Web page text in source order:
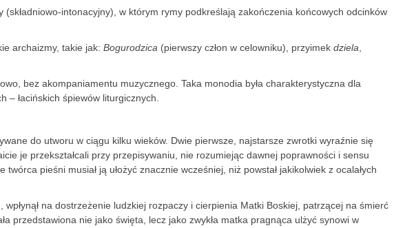
(składniowo-intonacyjny), w którym rymy podkreślają zakończenia końcowych odcinków
archaizmy, takie jak: Bogurodzica (pierwszy człon w celowniku), przyimek dziela
bez akompaniamentu muzycznego. Taka monodia była charakterystyczna dla
– łacińskich śpiewów liturgicznych.
do utworu w ciągu kilku wieków. Dwie pierwsze, najstarsze zwrotki wyraźnie się
je przekształcali przy przepisywaniu, nie rozumiejąc dawnej poprawności i sensu
pieśni musiał ją ułożyć znacznie wcześniej, niż powstał jakikolwiek z ocalałych
na dostrzeżenie ludzkiej rozpaczy i cierpienia Matki Boskiej, patrzącej na śmierć
przedstawiona nie jako święta, lecz jako zwykła matka pragnąca ulżyć synowi w